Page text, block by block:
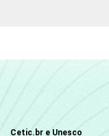
Cetic.br e Unesco